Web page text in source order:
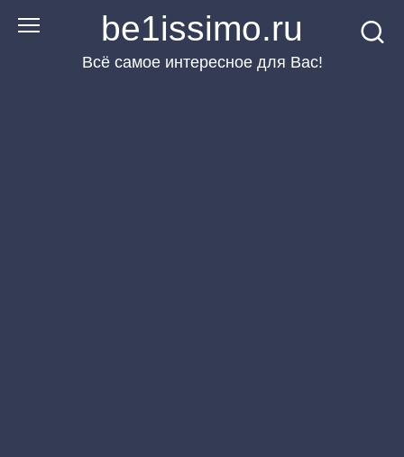
Перейти
be1issimo.ru
Всё самое интересное для Вас!